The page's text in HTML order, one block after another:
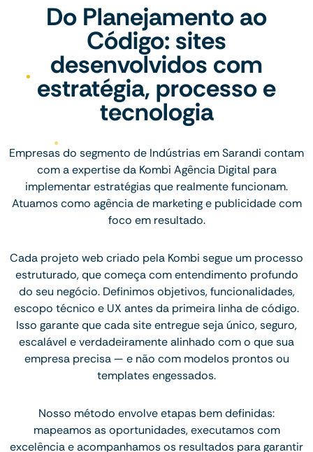
Do Planejamento ao
Código: sites
desenvolvidos com
estratégia, processo e
tecnologia
Empresas do segmento de Indústrias em Sarandi contam
com a expertise da Kombi Agência Digital para
implementar estratégias que realmente funcionam.
Atuamos como agência de marketing e publicidade com
foco em resultado.
Cada projeto web criado pela Kombi segue um processo
estruturado, que começa com entendimento profundo
do seu negócio. Definimos objetivos, funcionalidades,
escopo técnico e UX antes da primeira linha de código.
Isso garante que cada site entregue seja único, seguro,
escalável e verdadeiramente alinhado com o que sua
empresa precisa — e não com modelos prontos ou
templates engessados.
Nosso método envolve etapas bem definidas:
mapeamos as oportunidades, executamos com
excelência e acompanhamos os resultados para garantir